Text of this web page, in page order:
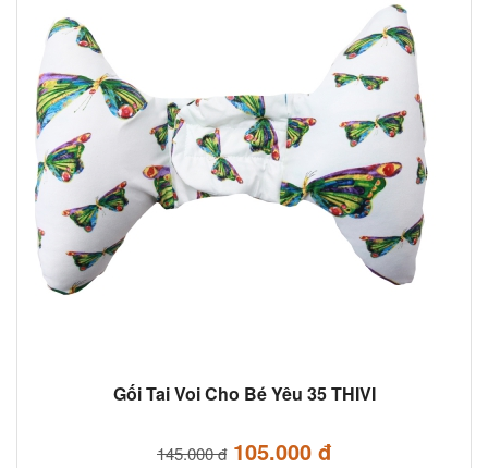
Gối Tai Voi Cho Bé Yêu 35 THIVI
145.000 đ105.000 đ